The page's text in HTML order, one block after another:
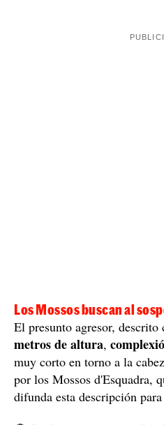
Los Mossos buscan al
El presunto agresor,
metros de altura,
muy corto en torno a la
por los Mossos d'Esquadra,
difunda esta descripción